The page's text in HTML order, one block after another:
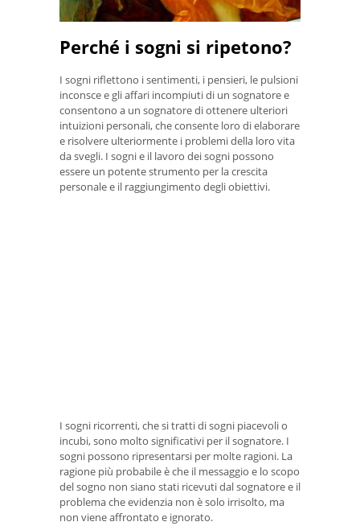
Perché i sogni si ripetono?
I sogni riflettono i sentimenti, i pensieri, le pulsioni
inconsce e gli affari incompiuti di un sognatore e
consentono a un sognatore di ottenere ulteriori
intuizioni personali, che consente loro di elaborare
e risolvere ulteriormente i problemi della loro vita
da svegli. I sogni e il lavoro dei sogni possono
essere un potente strumento per la crescita
personale e il raggiungimento degli obiettivi.
I sogni ricorrenti, che si tratti di sogni piacevoli o
incubi, sono molto significativi per il sognatore. I
sogni possono ripresentarsi per molte ragioni. La
ragione più probabile è che il messaggio e lo scopo
del sogno non siano stati ricevuti dal sognatore e il
problema che evidenzia non è solo irrisolto, ma
non viene affrontato e ignorato.